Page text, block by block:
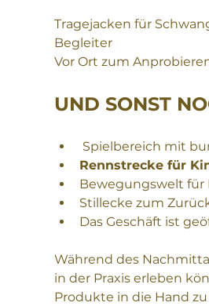
Tragejacken für
Begleiter
Vor Ort zum
UND SONST
Spielbereich mit
Rennstrecke für
Bewegungswelt für
Stillecke zum
Das Geschäft ist
Während des
in der Praxis erleben
Produkte in die Hand